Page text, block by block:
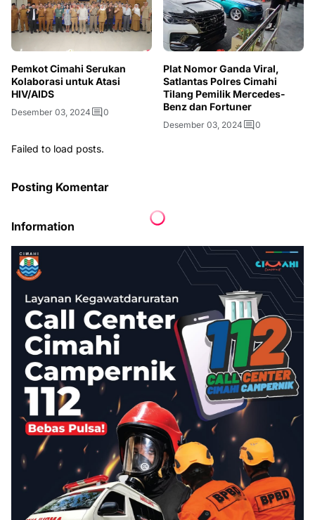
Pemkot Cimahi Serukan
Kolaborasi untuk Atasi
HIV/AIDS
Desember 03, 2024 0
Plat Nomor Ganda Viral,
Satlantas Polres Cimahi
Tilang Pemilik Mercedes-
Benz dan Fortuner
Desember 03, 2024 0
Failed to load posts.
Posting Komentar
Information